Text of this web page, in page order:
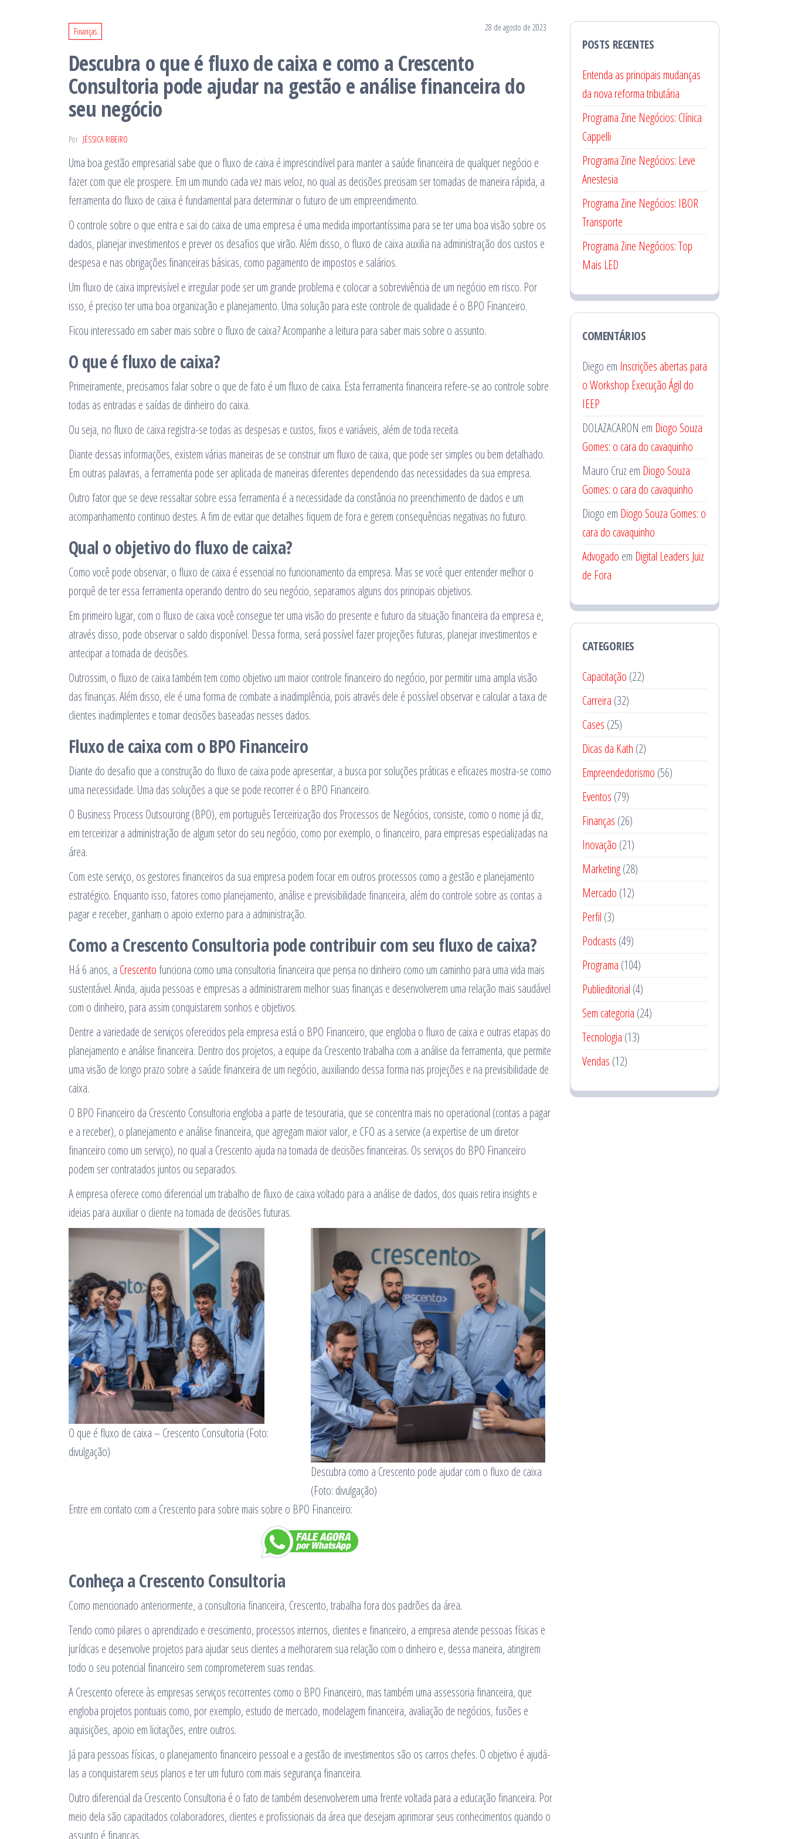
Finanças 28 de agosto de 2023
Descubra o que é fluxo de caixa e como a Crescento
Consultoria pode ajudar na gestão e análise financeira do
seu negócio
Por JÉSSICA RIBEIRO
Uma boa gestão empresarial sabe que o fluxo de caixa é imprescindível para manter a saúde financeira de qualquer negócio e
fazer com que ele prospere. Em um mundo cada vez mais veloz, no qual as decisões precisam ser tomadas de maneira rápida, a
ferramenta do fluxo de caixa é fundamental para determinar o futuro de um empreendimento.
O controle sobre o que entra e sai do caixa de uma empresa é uma medida importantíssima para se ter uma boa visão sobre os
dados, planejar investimentos e prever os desafios que virão. Além disso, o fluxo de caixa auxilia na administração dos custos e
despesa e nas obrigações financeiras básicas, como pagamento de impostos e salários.
Um fluxo de caixa imprevisível e irregular pode ser um grande problema e colocar a sobrevivência de um negócio em risco. Por
isso, é preciso ter uma boa organização e planejamento. Uma solução para este controle de qualidade é o BPO Financeiro.
Ficou interessado em saber mais sobre o fluxo de caixa? Acompanhe a leitura para saber mais sobre o assunto.
O que é fluxo de caixa?
Primeiramente, precisamos falar sobre o que de fato é um fluxo de caixa. Esta ferramenta financeira refere-se ao controle sobre
todas as entradas e saídas de dinheiro do caixa.
Ou seja, no fluxo de caixa registra-se todas as despesas e custos, fixos e variáveis, além de toda receita.
Diante dessas informações, existem várias maneiras de se construir um fluxo de caixa, que pode ser simples ou bem detalhado.
Em outras palavras, a ferramenta pode ser aplicada de maneiras diferentes dependendo das necessidades da sua empresa.
Outro fator que se deve ressaltar sobre essa ferramenta é a necessidade da constância no preenchimento de dados e um
acompanhamento continuo destes. A fim de evitar que detalhes fiquem de fora e gerem consequências negativas no futuro.
Qual o objetivo do fluxo de caixa?
Como você pode observar, o fluxo de caixa é essencial no funcionamento da empresa. Mas se você quer entender melhor o
porquê de ter essa ferramenta operando dentro do seu negócio, separamos alguns dos principais objetivos.
Em primeiro lugar, com o fluxo de caixa você consegue ter uma visão do presente e futuro da situação financeira da empresa e,
através disso, pode observar o saldo disponível. Dessa forma, será possível fazer projeções futuras, planejar investimentos e
antecipar a tomada de decisões.
Outrossim, o fluxo de caixa também tem como objetivo um maior controle financeiro do negócio, por permitir uma ampla visão
das finanças. Além disso, ele é uma forma de combate a inadimplência, pois através dele é possível observar e calcular a taxa de
clientes inadimplentes e tomar decisões baseadas nesses dados.
Fluxo de caixa com o BPO Financeiro
Diante do desafio que a construção do fluxo de caixa pode apresentar, a busca por soluções práticas e eficazes mostra-se como
uma necessidade. Uma das soluções a que se pode recorrer é o BPO Financeiro.
O Business Process Outsourcing (BPO), em português Terceirização dos Processos de Negócios, consiste, como o nome já diz,
em terceirizar a administração de algum setor do seu negócio, como por exemplo, o financeiro, para empresas especializadas na
área.
Com este serviço, os gestores financeiros da sua empresa podem focar em outros processos como a gestão e planejamento
estratégico. Enquanto isso, fatores como planejamento, análise e previsibilidade financeira, além do controle sobre as contas a
pagar e receber, ganham o apoio externo para a administração.
Como a Crescento Consultoria pode contribuir com seu fluxo de caixa?
Há 6 anos, a Crescentofunciona como uma consultoria financeira que pensa no dinheiro como um caminho para uma vida mais
sustentável. Ainda, ajuda pessoas e empresas a administrarem melhor suas finanças e desenvolverem uma relação mais saudável
com o dinheiro, para assim conquistarem sonhos e objetivos.
Dentre a variedade de serviços oferecidos pela empresa está o BPO Financeiro, que engloba o fluxo de caixa e outras etapas do
planejamento e análise financeira. Dentro dos projetos, a equipe da Crescento trabalha com a análise da ferramenta, que permite
uma visão de longo prazo sobre a saúde financeira de um negócio, auxiliando dessa forma nas projeções e na previsibilidade de
caixa.
O BPO Financeiro da Crescento Consultoria engloba a parte de tesouraria, que se concentra mais no operacional (contas a pagar
e a receber), o planejamento e análise financeira, que agregam maior valor, e CFO as a service (a expertise de um diretor
financeiro como um serviço), no qual a Crescento ajuda na tomada de decisões financeiras. Os serviços do BPO Financeiro
podem ser contratados juntos ou separados.
A empresa oferece como diferencial um trabalho de fluxo de caixa voltado para a análise de dados, dos quais retira insights e
ideias para auxiliar o cliente na tomada de decisões futuras.
O que é fluxo de caixa – Crescento Consultoria (Foto:
divulgação)
Descubra como a Crescento pode ajudar com o fluxo de caixa
(Foto: divulgação)
Entre em contato com a Crescento para sobre mais sobre o BPO Financeiro:
Conheça a Crescento Consultoria
Como mencionado anteriormente, a consultoria financeira, Crescento, trabalha fora dos padrões da área.
Tendo como pilares o aprendizado e crescimento, processos internos, clientes e financeiro, a empresa atende pessoas físicas e
jurídicas e desenvolve projetos para ajudar seus clientes a melhorarem sua relação com o dinheiro e, dessa maneira, atingirem
todo o seu potencial financeiro sem comprometerem suas rendas.
A Crescento oferece às empresas serviços recorrentes como o BPO Financeiro, mas também uma assessoria financeira, que
engloba projetos pontuais como, por exemplo, estudo de mercado, modelagem financeira, avaliação de negócios, fusões e
aquisições, apoio em licitações, entre outros.
Já para pessoas físicas, o planejamento financeiro pessoal e a gestão de investimentos são os carros chefes. O objetivo é ajudá-
las a conquistarem seus planos e ter um futuro com mais segurança financeira.
Outro diferencial da Crescento Consultoria é o fato de também desenvolverem uma frente voltada para a educação financeira. Por
meio dela são capacitados colaboradores, clientes e profissionais da área que desejam aprimorar seus conhecimentos quando o
assunto é finanças.
POSTS RECENTES
Entenda as principais mudanças
da nova reforma tributária
Programa Zine Negócios: Clínica
Cappelli
Programa Zine Negócios: Leve
Anestesia
Programa Zine Negócios: IBOR
Transporte
Programa Zine Negócios: Top
Mais LED
COMENTÁRIOS
Diego em Inscrições abertas para
o Workshop Execução Ágil do
IEEP
DOLAZACARON em Diogo Souza
Gomes: o cara do cavaquinho
Mauro Cruz em Diogo Souza
Gomes: o cara do cavaquinho
Diogo em Diogo Souza Gomes: o
cara do cavaquinho
Advogado em Digital Leaders Juiz
de Fora
CATEGORIES
Capacitação (22)
Carreira (32)
Cases (25)
Dicas da Kath (2)
Empreendedorismo (56)
Eventos (79)
Finanças (26)
Inovação (21)
Marketing(28)
Mercado (12)
Perfil (3)
Podcasts (49)
Programa (104)
Publieditorial (4)
Sem categoria (24)
Tecnologia (13)
Vendas (12)